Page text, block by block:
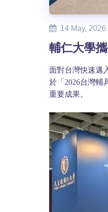
14 May, 2026
輔仁大學
面對台灣快速邁
於「2026台灣輔
重要成果。